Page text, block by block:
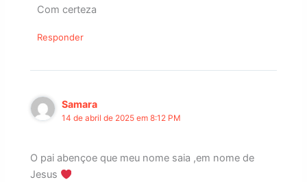
Com certeza
Responder
Samara
14 de abril de 2025 em 8:12 PM
O pai abençoe que meu nome saia ,em nome de
Jesus